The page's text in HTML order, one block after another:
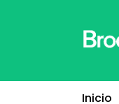
Inicio